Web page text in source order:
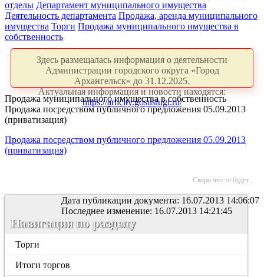
отделы Департамент муниципального имущества
Деятельность департамента Продажа, аренда муниципального
имущества Торги Продажа муниципального имущества в
собственность
Здесь размещалась информация о деятельности
Администрации городского округа «Город
Архангельск» до 31.12.2025.
Актуальная информация и новости находятся:
https://arhcity.gosuslugi.ru/
Продажа муниципального имущества в собственность
Продажа посредством публичного предложения 05.09.2013
(приватизация)
Продажа посредством публичного предложения 05.09.2013
(приватизация)
Скоро что то будет...
Дата публикации документа: 16.07.2013 14:06:07
Последнее изменение: 16.07.2013 14:21:45
Навигация по разделу
Торги
Итоги торгов